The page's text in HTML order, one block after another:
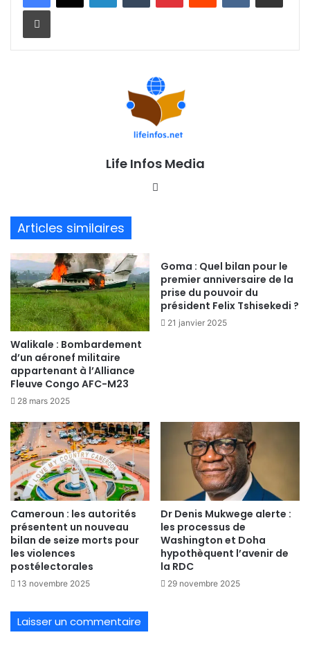
Life Infos Media
Articles similaires
Walikale : Bombardement
d’un aéronef militaire
appartenant à l’Alliance
Fleuve Congo AFC-M23
28 mars 2025
Goma : Quel bilan pour le
premier anniversaire de la
prise du pouvoir du
président Felix Tshisekedi ?
21 janvier 2025
Cameroun : les autorités
présentent un nouveau
bilan de seize morts pour
les violences
postélectorales
13 novembre 2025
Dr Denis Mukwege alerte :
les processus de
Washington et Doha
hypothèquent l’avenir de
la RDC
29 novembre 2025
Laisser un commentaire